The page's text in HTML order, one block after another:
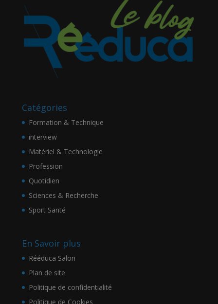
Catégories
Formation & Technique
interview
Matériel & Technologie
Profession
Quotidien
Sciences & Recherche
Sport Santé
En Savoir plus
Rééduca Salon
Plan de site
Politique de confidentialité
Politique de Cookies